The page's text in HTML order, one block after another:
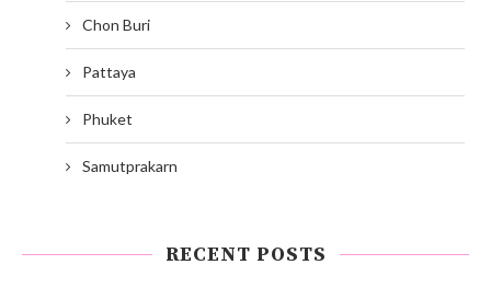
Chon Buri
Pattaya
Phuket
Samutprakarn
RECENT POSTS